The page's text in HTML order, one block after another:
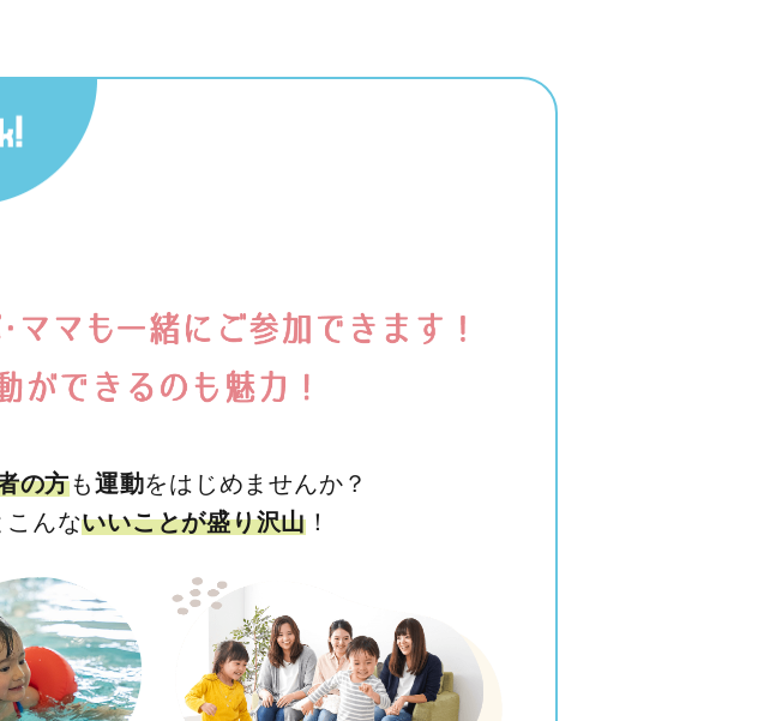
の方も運動をはじめませんか？
こんないいことが盛り沢山 ！